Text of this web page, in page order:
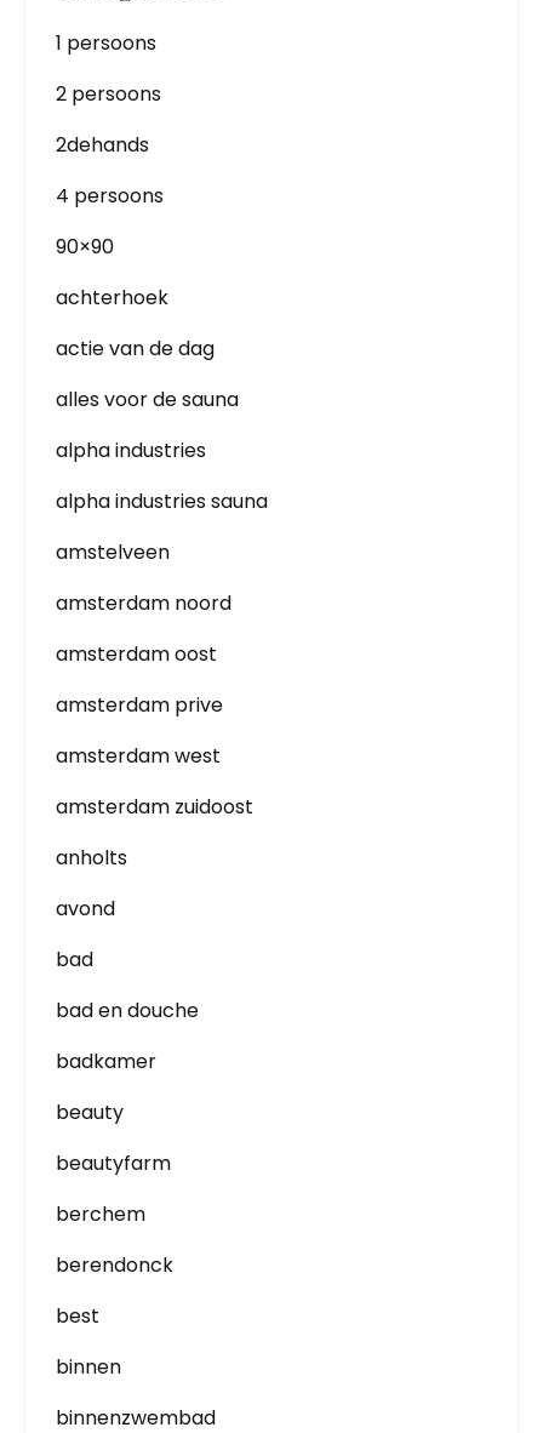
1 persoons
2 persoons
2dehands
4 persoons
90×90
achterhoek
actie van de dag
alles voor de sauna
alpha industries
alpha industries sauna
amstelveen
amsterdam noord
amsterdam oost
amsterdam prive
amsterdam west
amsterdam zuidoost
anholts
avond
bad
bad en douche
badkamer
beauty
beautyfarm
berchem
berendonck
best
binnen
binnenzwembad